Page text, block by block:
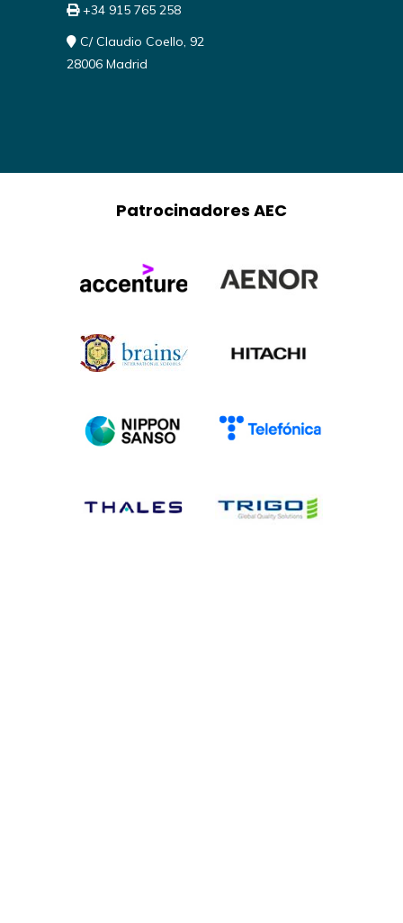
+34 915 765 258
C/ Claudio Coello, 92
28006 Madrid
Patrocinadores AEC